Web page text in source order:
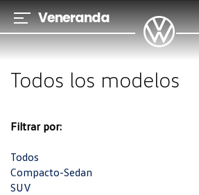
Veneranda
Todos los modelos
Filtrar por:
Todos
Compacto-Sedan
SUV
Cerrar
Modelos
Autoahorro
Ventas